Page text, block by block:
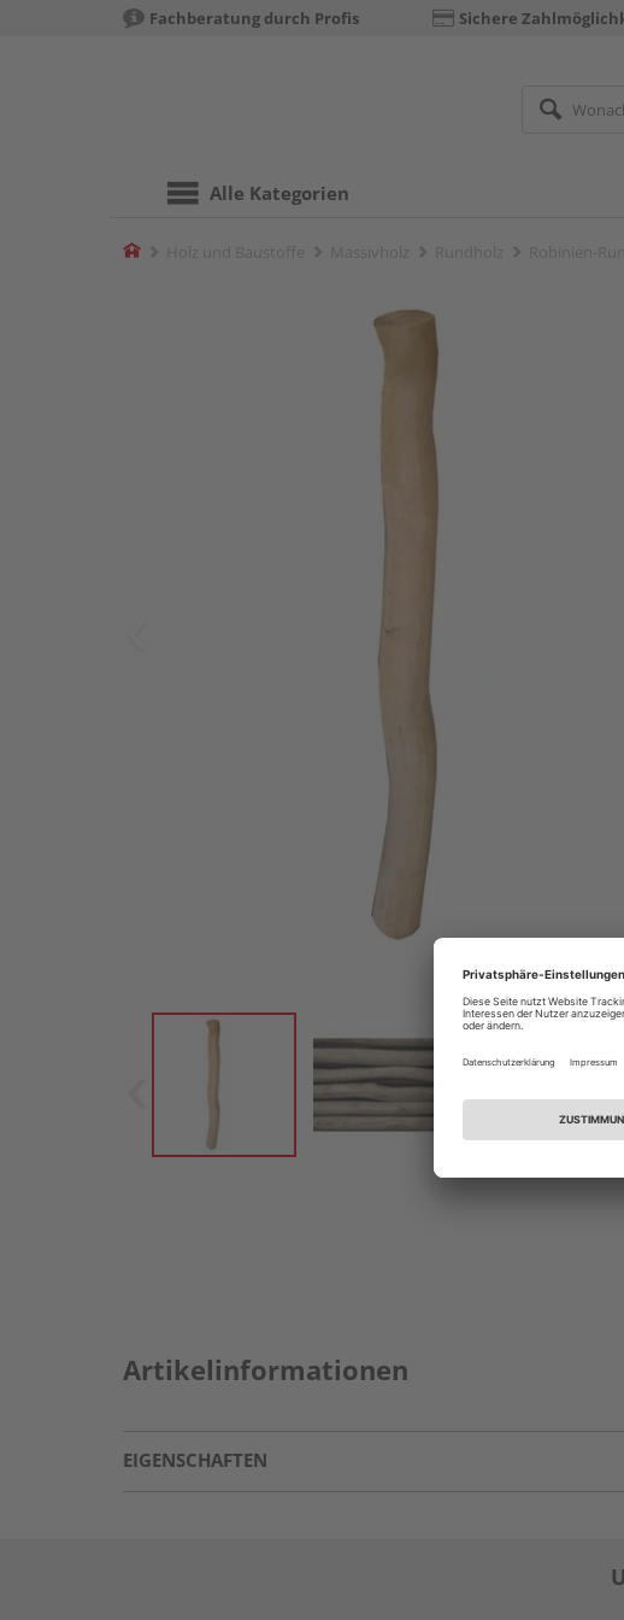
Fachberatung durch Profis Sichere
Alle Kategorien
Home
Artikelinformationen
EIGENSCHAFTEN